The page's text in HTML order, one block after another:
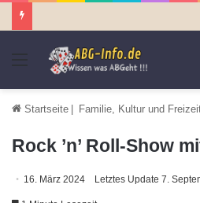
Menü
Startseite | Familie, Kultur und
Rock ’n’ Roll-Show
16. März 2024 Letztes Update 7.